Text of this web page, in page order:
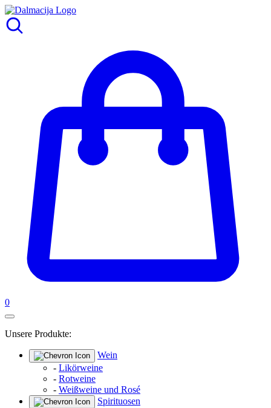
0
Unsere Produkte:
Wein
- Likörweine
- Rotweine
- Weißweine und Rosé
Spirituosen